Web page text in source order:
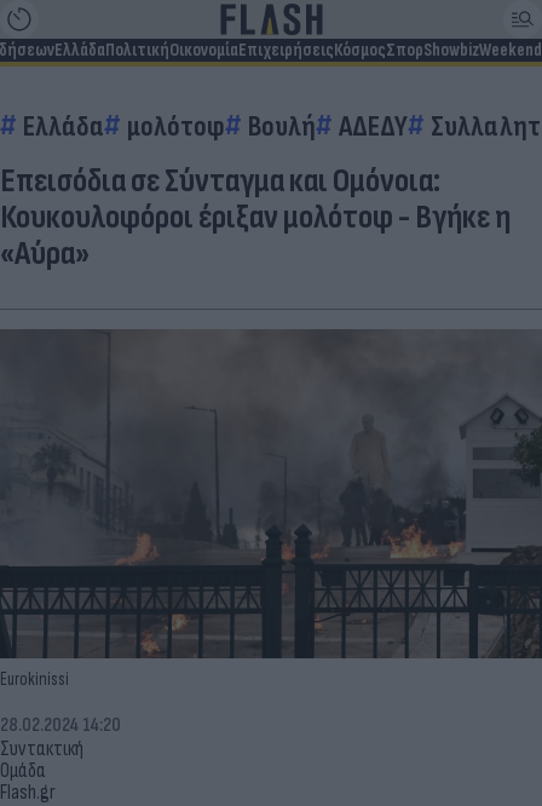
ΕλλάδαΠολιτικήΟικονομίαΕπιχειρήσειςΚόσμοςΣπορShowbizWeekend
Ελλάδα μολότοφ Βουλή ΑΔΕΔΥ
Επεισόδια σε Σύνταγμα και Ομόνοια:
Κουκουλοφόροι έριξαν μολότοφ - Βγήκε η
«Αύρα»
Eurokinissi
Συντακτική
Ομάδα
Flash.gr
28.02.2024 14:20